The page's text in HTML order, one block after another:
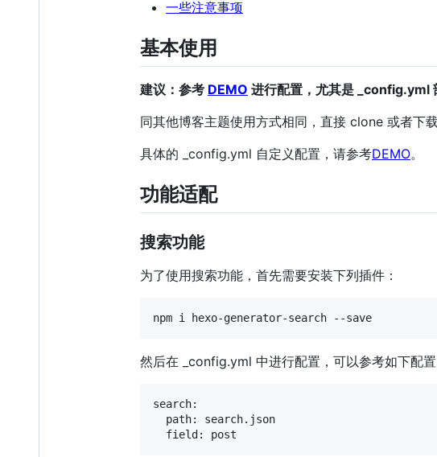
一些注意事项
基本使用
建议：参考 DEMO 进行配置，尤其是 _config.yml
同其他博客主题使用方式相同，直接 clone 或者下
具体的 _config.yml 自定义配置，请参考DEMO。
功能适配
搜索功能
为了使用搜索功能，首先需要安装下列插件：
npm i hexo-generator-search --save
然后在 _config.yml 中进行配置，可以参考如下配置
search:
  path: search.json